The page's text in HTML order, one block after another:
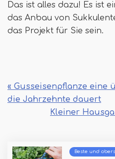
Das ist alles dazu! Es ist
das Anbau von
das Projekt für Sie sein.
« Gusseisenpflanze eine
die Jahrzehnte dauert
Kleiner
Beste und